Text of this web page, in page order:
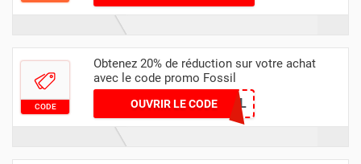
CODE
Obtenez 20% de réduction sur votre achat
avec le code promo Fossil
OUVRIR LE CODEVIPDEAL